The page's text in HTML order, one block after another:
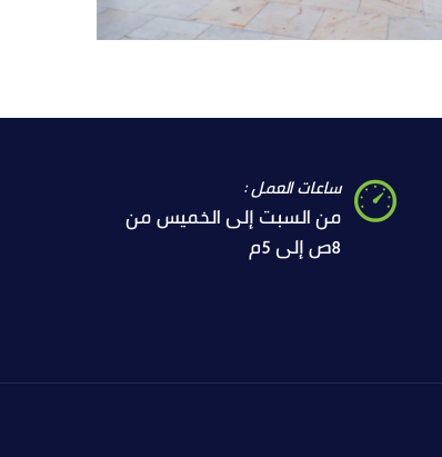
ساعات العمل :
من السبت إلى الخميس من
8ص إلى 5م